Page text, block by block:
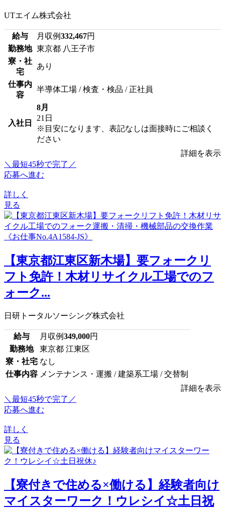
UTエイム株式会社
給与 月収例332,467円
勤務地 東京都 八王子市
寮・社
宅
あり
仕事内
容
半導体工場 / 検査・検品 / 正社員
入社日
8月
21日
※目安になります、表記なしは面接時にご相談く
ださい
詳細を表示
＼最短45秒で完了／
応募へ進む
詳しく
見る
【東京都江東区新木場】要フォークリ
フト免許！木材リサイクル工場でのフ
ォーク...
日研トータルソーシング株式会社
給与 月収例349,000円
勤務地
東京都 江東区
寮・社宅 なし
仕事内容 メンテナンス・運搬 / 建築系工場 / 交替制
詳細を表示
＼最短45秒で完了／
応募へ進む
詳しく
見る
【寮付きで住める×働ける】経験者向け
マイスターワーク！ウレシイ☆土日祝